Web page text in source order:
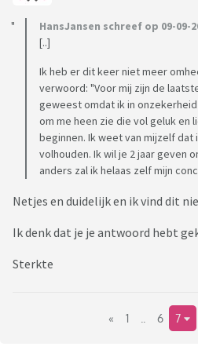
HansJansen schreef op 09-09-
[..]
Ik heb er dit keer niet meer
verwoord: "Voor mij zijn de
geweest omdat ik in
om me heen zie die vol geluk en
beginnen. Ik weet van mijzelf dat
volhouden. Ik wil je 2 jaar geven
anders zal ik helaas zelf mijn
Netjes en duidelijk en ik vind dit
Ik denk dat je je antwoord hebt
Sterkte
« 1 6 7